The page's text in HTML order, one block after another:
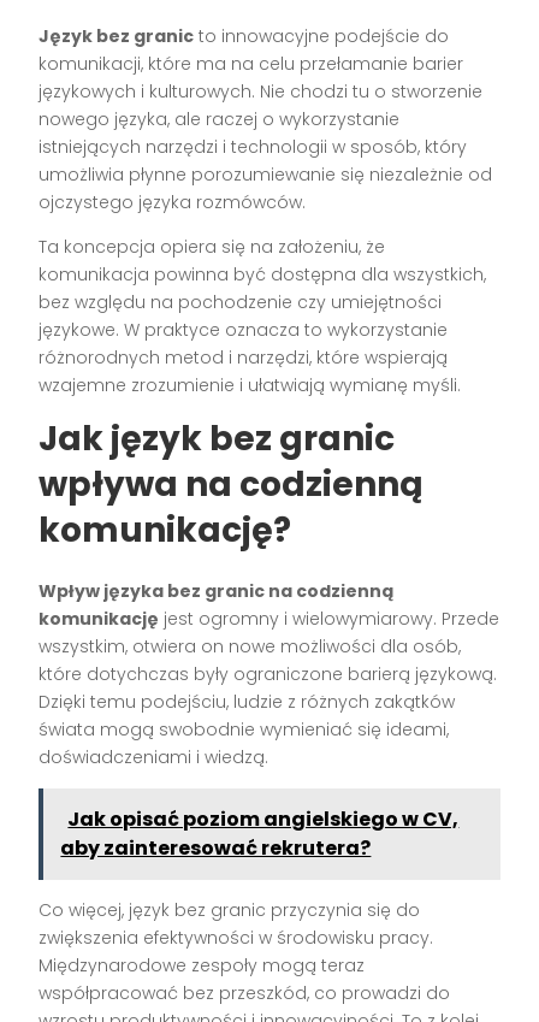
Język bez granic to innowacyjne podejście do
komunikacji, które ma na celu przełamanie barier
językowych i kulturowych. Nie chodzi tu o stworzenie
nowego języka, ale raczej o wykorzystanie
istniejących narzędzi i technologii w sposób, który
umożliwia płynne porozumiewanie się niezależnie od
ojczystego języka rozmówców.
Ta koncepcja opiera się na założeniu, że
komunikacja powinna być dostępna dla wszystkich,
bez względu na pochodzenie czy umiejętności
językowe. W praktyce oznacza to wykorzystanie
różnorodnych metod i narzędzi, które wspierają
wzajemne zrozumienie i ułatwiają wymianę myśli.
Jak język bez granic
wpływa na codzienną
komunikację?
Wpływ języka bez granic na codzienną
komunikację jest ogromny i wielowymiarowy. Przede
wszystkim, otwiera on nowe możliwości dla osób,
które dotychczas były ograniczone barierą językową.
Dzięki temu podejściu, ludzie z różnych zakątków
świata mogą swobodnie wymieniać się ideami,
doświadczeniami i wiedzą.
Jak opisać poziom angielskiego w CV,
aby zainteresować rekrutera?
Co więcej, język bez granic przyczynia się do
zwiększenia efektywności w środowisku pracy.
Międzynarodowe zespoły mogą teraz
współpracować bez przeszkód, co prowadzi do